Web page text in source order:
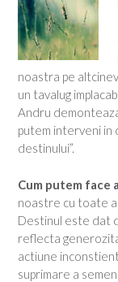
noastra pe
un tavalug
Andru
putem interveni in
destinului”.
Cum putem face
noastre cu toate
Destinul este dat
reflecta
actiune
suprimare a